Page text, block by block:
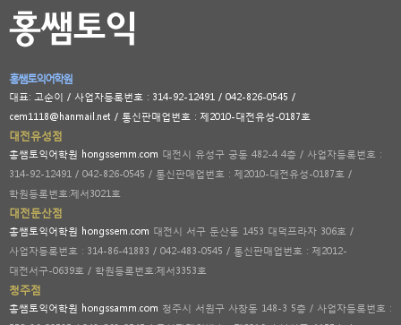
홍쌤토익어학원
대표: 고순이 / 사업자등록번호 : 314-92-12491 / 042-826-0545 /
cem1118@hanmail.net / 통신판매업번호 : 제2010-대전유성-0187호
대전유성점
홍쌤토익어학원 hongssemm.com 대전시 유성구 궁동 482-4 4층 / 사업자등록번호 :
314-92-12491 / 042-826-0545 / 통신판매업번호 : 제2010-대전유성-0187호 /
학원등록번호:제서3021호
대전둔산점
홍쌤토익어학원 hongssem.com 대전시 서구 둔산동 1453 대덕프라자 306호 /
사업자등록번호 : 314-86-41883 / 042-483-0545 / 통신판매업번호 : 제2012-
대전서구-0639호 / 학원등록번호:제서3353호
청주점
홍쌤토익어학원 hongssamm.com 청주시 서원구 사창동 148-3 5층 / 사업자등록번호 :